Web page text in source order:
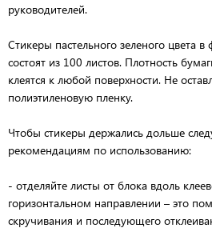
руководителей.
Стикеры пастельного зеленого цвета
состоят из 100 листов. Плотность
клеятся к любой поверхности. Не
полиэтиленовую пленку.
Чтобы стикеры держались дольше
рекомендациям по использованию:
- отделяйте листы от блока вдоль
горизонтальном направлении – это
скручивания и последующего